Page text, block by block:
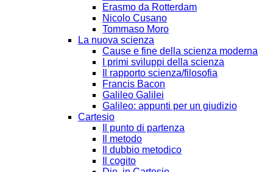
Erasmo da Rotterdam
Nicolo Cusano
Tommaso Moro
La nuova scienza
Cause e fine della scienza moderna
I primi sviluppi della scienza
Il rapporto scienza/filosofia
Francis Bacon
Galileo Galilei
Galileo: appunti per un giudizio
Cartesio
Il punto di partenza
Il metodo
Il dubbio metodico
Il cogito